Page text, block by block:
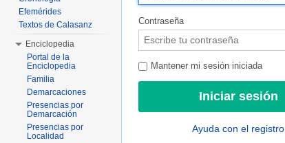
Contraseña
Mantener mi sesión iniciada
Ayuda con el registro
Efemérides
Textos de Calasanz
Enciclopedia
Portal de la
Enciclopedia
Familia
Demarcaciones
Presencias por
Demarcación
Presencias por
Localidad